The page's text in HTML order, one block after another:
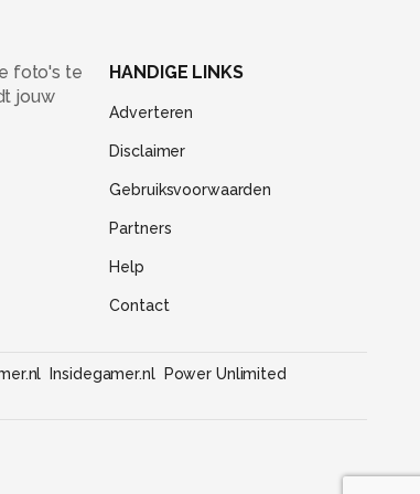
foto's te
jouw
HANDIGE LINKS
Adverteren
Disclaimer
Gebruiksvoorwaarden
Partners
Help
Contact
Insidegamer.nl
Power Unlimited